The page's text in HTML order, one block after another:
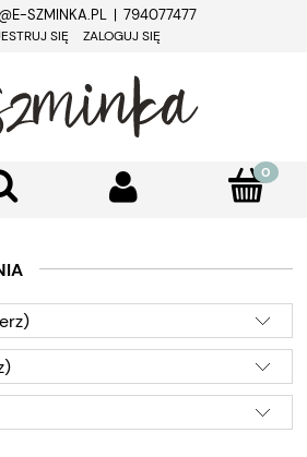
SZMINKA.PL | 794077477
SIĘ ZALOGUJ SIĘ